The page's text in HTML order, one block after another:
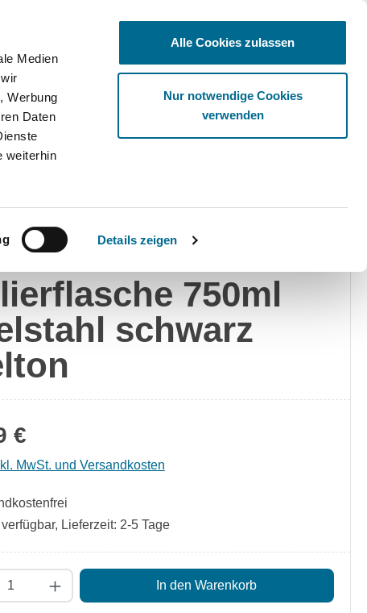
Medien
Werbung
Daten
weiterhin
Details zeigen
Alle Cookies zulassen
Nur notwendige Cookies
verwenden
Benz
750ml
schwarz
€
MwSt. und Versandkosten
Lieferzeit: 2-5 Tage
Anzahl: Gib den gewünschten Wert
In den Warenkorb